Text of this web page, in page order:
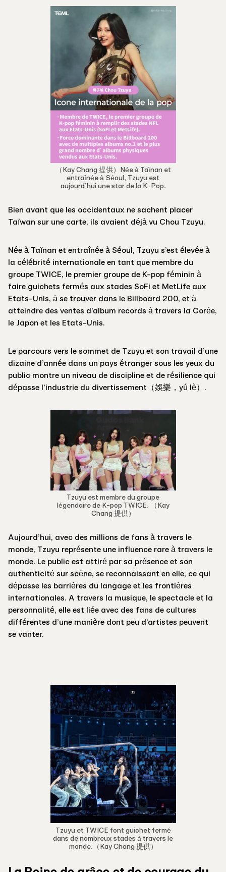
（Kay Chang 提供）Née à Taïnan et
entraînée à Séoul, Tzuyu est
aujourd’hui une star de la K-Pop.
Bien avant que les occidentaux ne sachent placer
Taïwan sur une carte, ils avaient déjà vu Chou Tzuyu.
Née à Taïnan et entraînée à Séoul, Tzuyu s’est élevée à
la célébrité internationale en tant que membre du
groupe TWICE, le premier groupe de K-pop féminin à
faire guichets fermés aux stades SoFi et MetLife aux
Etats-Unis, à se trouver dans le Billboard 200, et à
atteindre des ventes d’album records à travers la Corée,
le Japon et les Etats-Unis.
Le parcours vers le sommet de Tzuyu et son travail d’une
dizaine d’année dans un pays étranger sous les yeux du
public montre un niveau de discipline et de résilience qui
dépasse l’industrie du divertissement（娛樂，yú lè）.
Tzuyu est membre du groupe
légendaire de K-pop TWICE. （Kay
Chang 提供）
Aujourd’hui, avec des millions de fans à travers le
monde, Tzuyu représente une influence rare à travers le
monde. Le public est attiré par sa présence et son
authenticité sur scène, se reconnaissant en elle, ce qui
dépasse les barrières du langage et les frontières
internationales. A travers la musique, le spectacle et la
personnalité, elle est liée avec des fans de cultures
différentes d’une manière dont peu d’artistes peuvent
se vanter.
Tzuyu et TWICE font guichet fermé
dans de nombreux stades à travers le
monde.（Kay Chang 提供）